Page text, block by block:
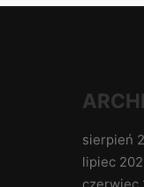
sierpień
lipiec
czerwiec